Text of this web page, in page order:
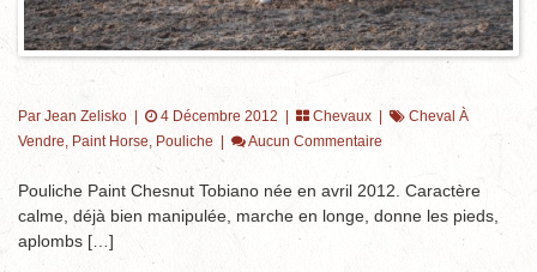
Par Jean Zelisko 4 Décembre 2012 | Chevaux
Cheval À
Vendre, Paint Horse, Pouliche Aucun Commentaire
Pouliche Paint Chesnut Tobiano née en avril 2012. Caractère
calme, déjà bien manipulée, marche en longe, donne les pieds,
aplombs […]